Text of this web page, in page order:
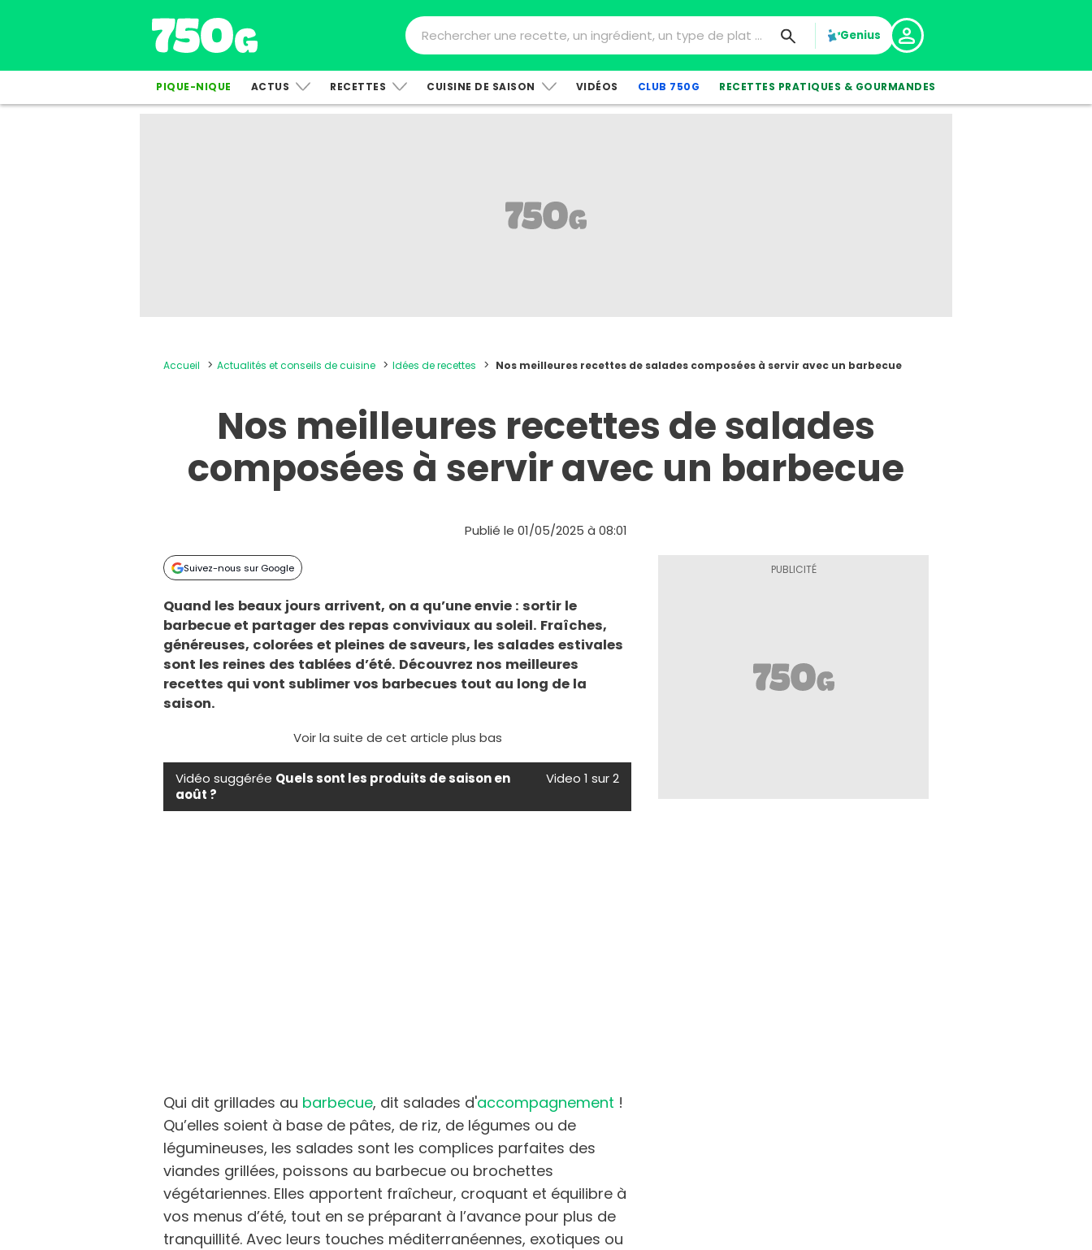
Genius
PIQUE-NIQUE ACTUS RECETTES CUISINE DE SAISON VIDÉOS CLUB 750G RECETTES PRATIQUES & GOURMANDES
Accueil Actualités et conseils de cuisine Idées de recettes Nos meilleures recettes de salades composées à servir avec un barbecue
Nos meilleures recettes de salades
composées à servir avec un barbecue
Publié le 01/05/2025 à 08:01
Suivez-nous sur Google
Quand les beaux jours arrivent, on a qu’une envie : sortir le
barbecue et partager des repas conviviaux au soleil. Fraîches,
généreuses, colorées et pleines de saveurs, les salades estivales
sont les reines des tablées d’été. Découvrez nos meilleures
recettes qui vont sublimer vos barbecues tout au long de la
saison.
Voir la suite de cet article plus bas
Vidéo suggérée Quels sont les produits de saison en
août ?
Video 1 sur 2
Qui dit grillades au barbecue, dit salades d'accompagnement !
Qu’elles soient à base de pâtes, de riz, de légumes ou de
légumineuses, les salades sont les complices parfaites des
viandes grillées, poissons au barbecue ou brochettes
végétariennes. Elles apportent fraîcheur, croquant et équilibre à
vos menus d’été, tout en se préparant à l’avance pour plus de
tranquillité. Avec leurs touches méditerranéennes, exotiques ou